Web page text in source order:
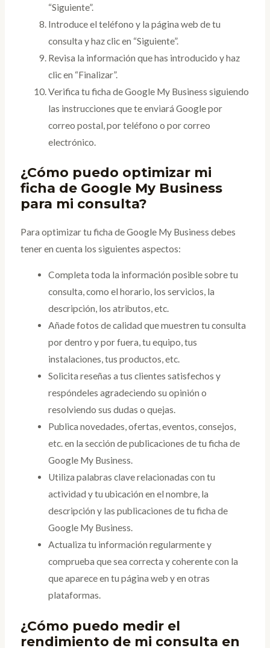
“Siguiente”.
Introduce el teléfono y la página web de tu
consulta y haz clic en “Siguiente”.
Revisa la información que has introducido y haz
clic en “Finalizar”.
Verifica tu ficha de Google My Business siguiendo
las instrucciones que te enviará Google por
correo postal, por teléfono o por correo
electrónico.
¿Cómo puedo optimizar mi
ficha de Google My Business
para mi consulta?
Para optimizar tu ficha de Google My Business debes
tener en cuenta los siguientes aspectos:
Completa toda la información posible sobre tu
consulta, como el horario, los servicios, la
descripción, los atributos, etc.
Añade fotos de calidad que muestren tu consulta
por dentro y por fuera, tu equipo, tus
instalaciones, tus productos, etc.
Solicita reseñas a tus clientes satisfechos y
respóndeles agradeciendo su opinión o
resolviendo sus dudas o quejas.
Publica novedades, ofertas, eventos, consejos,
etc. en la sección de publicaciones de tu ficha de
Google My Business.
Utiliza palabras clave relacionadas con tu
actividad y tu ubicación en el nombre, la
descripción y las publicaciones de tu ficha de
Google My Business.
Actualiza tu información regularmente y
comprueba que sea correcta y coherente con la
que aparece en tu página web y en otras
plataformas.
¿Cómo puedo medir el
rendimiento de mi consulta en